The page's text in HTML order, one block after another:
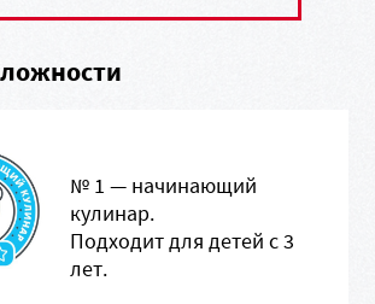
№ 1 — начинающий
кулинар.
Подходит для детей с 3
лет.